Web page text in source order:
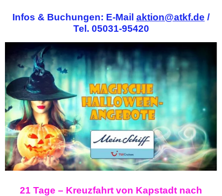
Infos & Buchungen: E-Mail aktion@atkf.de /
Tel. 05031-95420
21 Tage – Kreuzfahrt von Kapstadt nach